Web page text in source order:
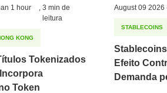
1 hour
,3 min de
leitura
KONG
Tokenizados
Token
August 09 2026
STABLECOINS
Efeito
Demanda